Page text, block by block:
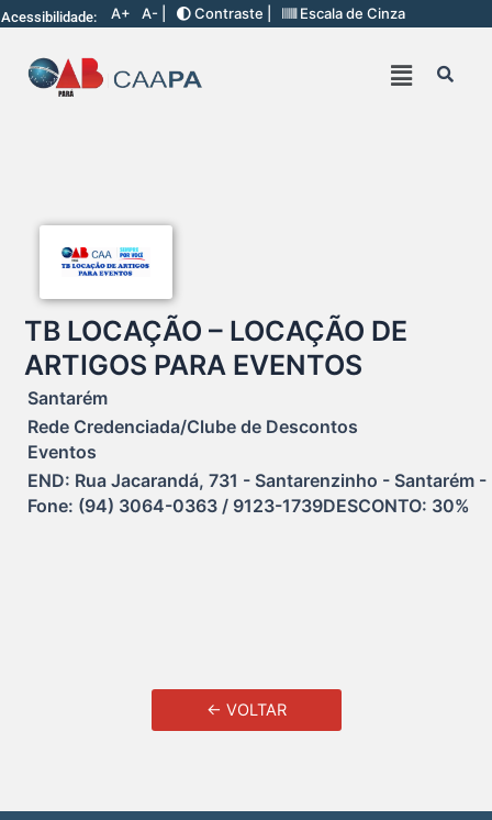
Acessibilidade: A+ A- | Contraste | Escala de Cinza
TB LOCAÇÃO – LOCAÇÃO DE
ARTIGOS PARA EVENTOS
Santarém
Rede Credenciada/Clube de Descontos
Eventos
END: Rua Jacarandá, 731 - Santarenzinho - Santarém -
Fone: (94) 3064-0363 / 9123-1739DESCONTO: 30%
← VOLTAR